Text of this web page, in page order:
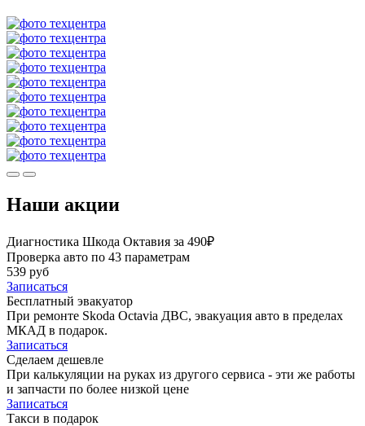
Наши акции
Диагностика Шкода Октавия за 490₽
Проверка авто по 43 параметрам
539 руб
Записаться
Бесплатный эвакуатор
При ремонте Skoda Octavia ДВС, эвакуация авто в пределах
МКАД в подарок.
Записаться
Сделаем дешевле
При калькуляции на руках из другого сервиса - эти же работы
и запчасти по более низкой цене
Записаться
Такси в подарок